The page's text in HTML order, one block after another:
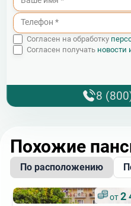
Согласен на обработку
Согласен получать новости
8
Похожие
По расположению
от2